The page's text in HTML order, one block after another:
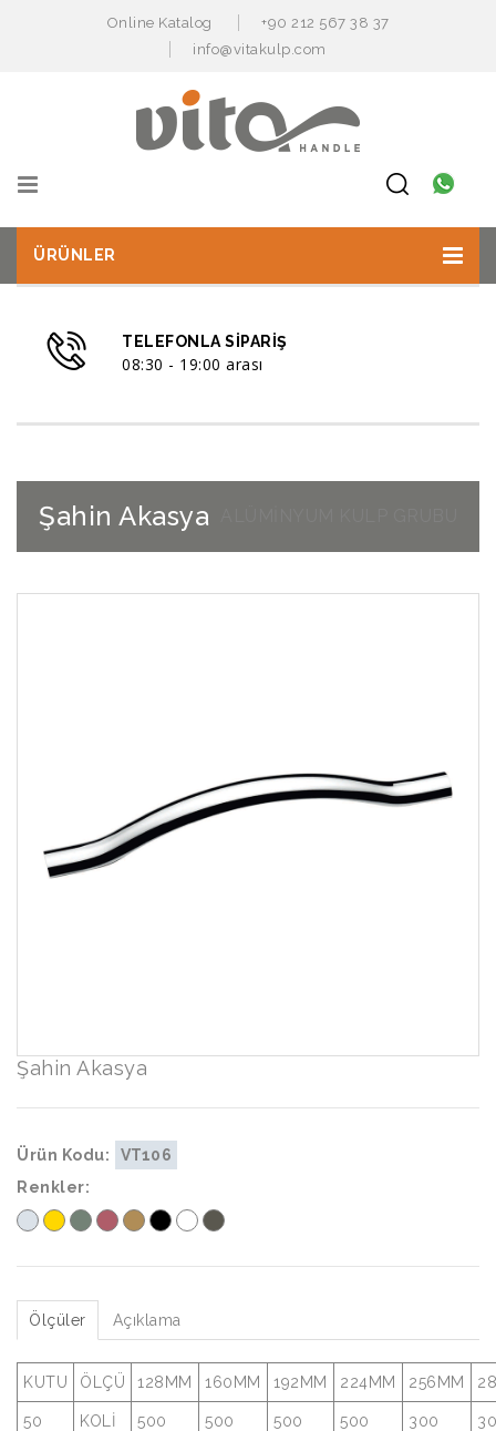
Online Katalog
+90 212 567 38 37
info@vitakulp.com
ÜRÜNLER
TELEFONLA SIPARIŞ
08:30 - 19:00 arası
Şahin Akasya
Şahin Akasya
Ürün Kodu:
VT106
Renkler:
Ölçüler Açıklama
KUTU ÖLÇÜ 128MM 160MM 192MM 224MM 256MM
50
KOLİ
500
500
500
500
300